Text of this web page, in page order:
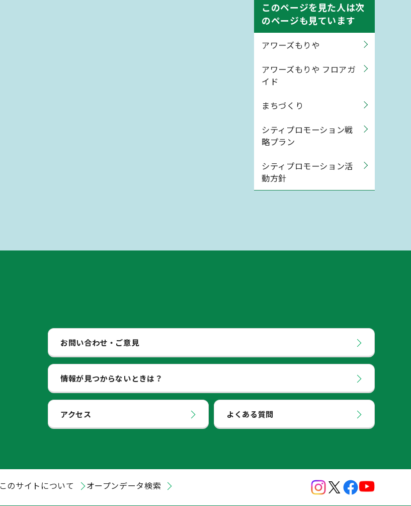
このページを見た人は次
のページも見ています
アワーズもりや
アワーズもりや フロアガ
イド
まちづくり
シティプロモーション戦
略プラン
シティプロモーション活
動方針
お問い合わせ・ご意見
情報が見つからないときは？
アクセス よくある質問
このサイトについて オープンデータ検索